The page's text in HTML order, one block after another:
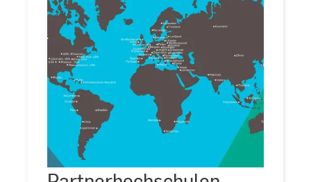
©
HSRM
Partnerhochschulen